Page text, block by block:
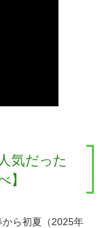
気だった
】
ら初夏（2025年